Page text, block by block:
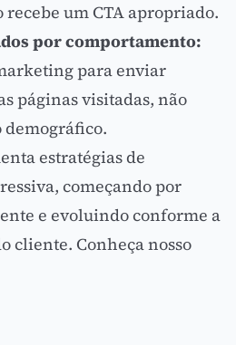
recebe um CTA apropriado.
por comportamento:
para enviar
páginas visitadas, não
demográfico.
estratégias de
começando por
e evoluindo conforme a
cliente. Conheça nosso